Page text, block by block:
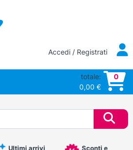
Accedi / Registrati
totale:
0,00 €
0
Ultimi arrivi
Sconti e